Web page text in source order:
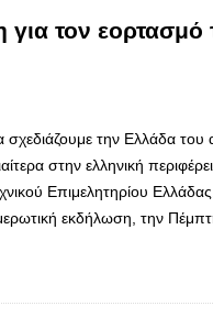
για τον
την Ελλάδα του
στην ελληνική
Επιμελητηρίου
εκδήλωση, την